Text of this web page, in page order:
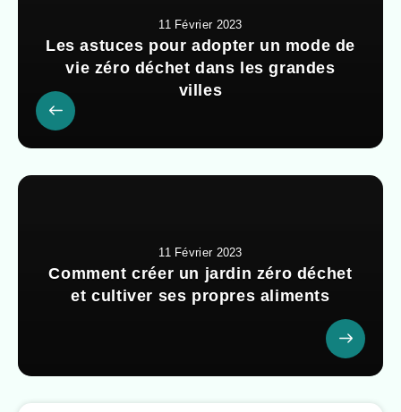
11 Février 2023
Les astuces pour adopter un mode de
vie zéro déchet dans les grandes
villes
11 Février 2023
Comment créer un jardin zéro déchet
et cultiver ses propres aliments